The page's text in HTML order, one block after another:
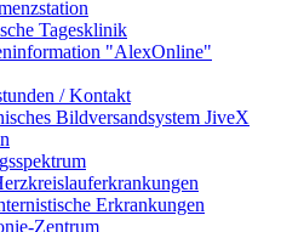
Tagesklinik
"AlexOnline"
/ Kontakt
Bildversandsystem JiveX
Erkrankungen
Zentrum